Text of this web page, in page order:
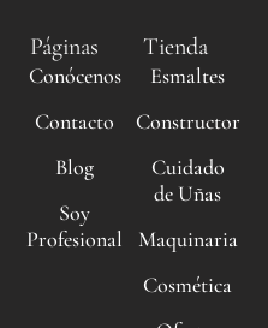
Páginas
Conócenos
Contacto
Blog
Soy
Profesional
Tienda
Esmaltes
Constructor
Cuidado
de Uñas
Maquinaria
Cosmética